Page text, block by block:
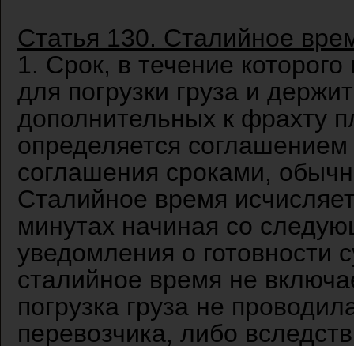
Статья 130. Сталийное
1. Срок, в течение
для погрузки груза и
дополнительных к фрахту
определяется соглашением
соглашения сроками,
Сталийное время
минутах начиная со
уведомления о готовности
сталийное время не
погрузка груза не
перевозчика, либо